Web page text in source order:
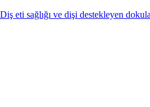
Diş eti sağlığı ve dişi destekleyen